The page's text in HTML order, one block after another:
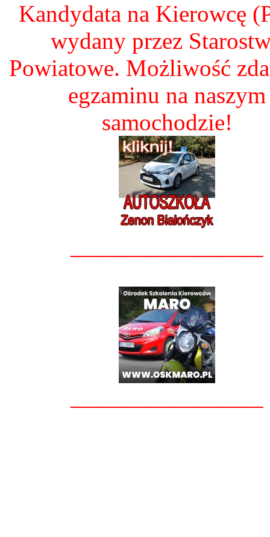
Kandydata na Kierowcę
wydany przez
Powiatowe. Możliwość
egzaminu na naszym
samochodzie!